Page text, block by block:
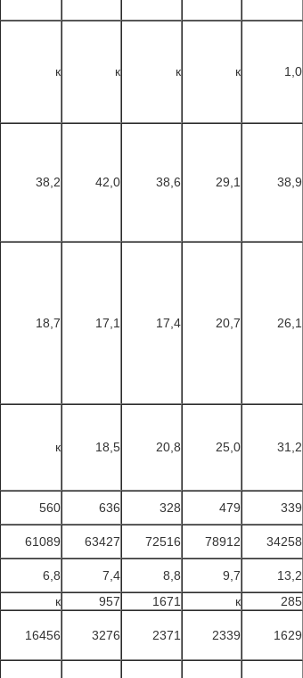
к к к к 1,0
38,2 42,0 38,6 29,1 38,9
18,7 17,1 17,4 20,7 26,1
к 18,5 20,8 25,0 31,2
560 636 328 479 339
61089 63427 72516 78912 34258
6,8 7,4 8,8 9,7 13,2
к 957 1671 к 285
16456 3276 2371 2339 1629